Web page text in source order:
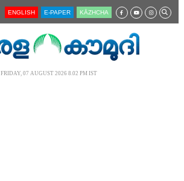
ENGLISH E-PAPER KĀZHCHA
FRIDAY, 07 AUGUST 2026 8.02 PM IST